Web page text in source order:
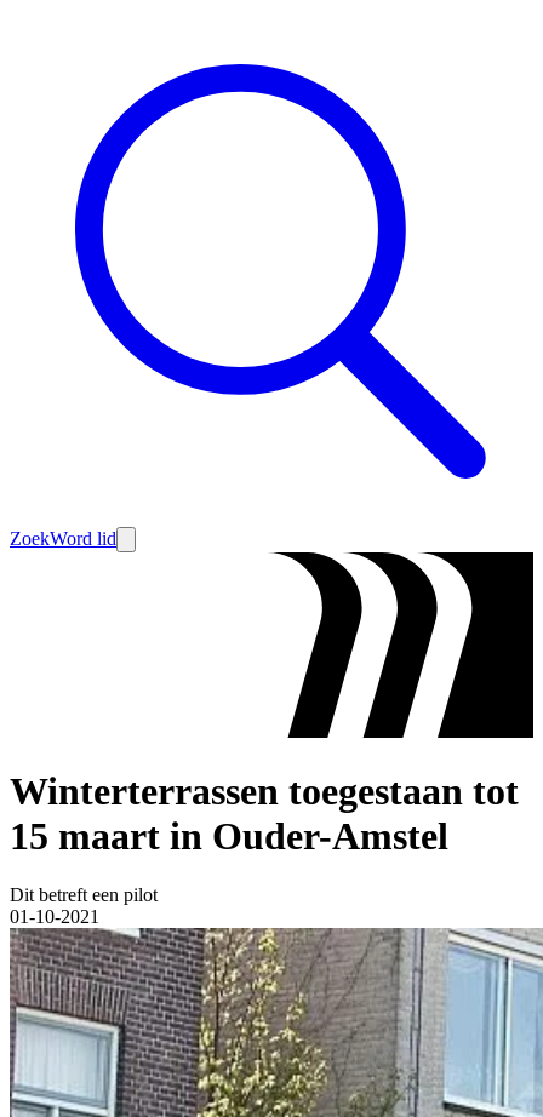
ZoekWord lid
Winterterrassen toegestaan tot
15 maart in Ouder-Amstel
Dit betreft een pilot
01-10-2021